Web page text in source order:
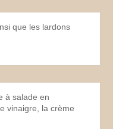
que les lardons
à salade en
vinaigre, la crème